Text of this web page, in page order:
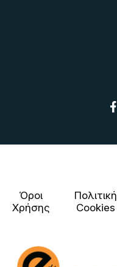
Όροι
Χρήσης
Πολιτική
Cookies